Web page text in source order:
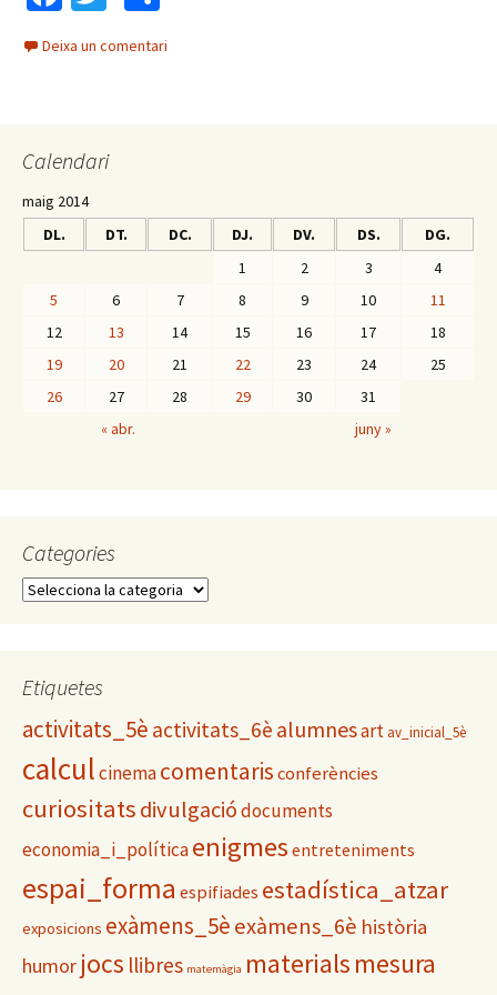
b
k
tt
o
m
ix
Deixa un comentari
Calendari
maig 2014
DL.
DT. DC. DJ. DV. DS. DG.
« abr. juny »
1 2 3
4
5
6 7 8 9 10
11
12
13 14 15 16 17
18
19
20 21 22 23 24
25
26
27 28 29 30 31
Categories
C
g
r
e
Etiquetes
activitats_5è activitats_6è alumnesart av_inicial_5è
calculcinemacomentarisconferències
curiositatsdivulgaciódocuments
economia_i_políticaenigmes entreteniments
espai_forma espifiades estadística_atzar
exposicions exàmens_5èexàmens_6è història
humor jocs llibres matemàgia materialsmesura